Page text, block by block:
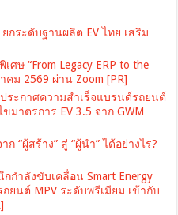
กระดับฐานผลิต EV ไทย เสริม
ษ “From Legacy ERP to the
คม 2569 ผ่าน Zoom [PR]
ระกาศความสำเร็จแบรนด์รถยนต์
มาตรการ EV 3.5 จาก GWM
“ผู้สร้าง” สู่ “ผู้นำ” ได้อย่างไร?
กกำลังขับเคลื่อน Smart Energy
ถยนต์ MPV ระดับพรีเมียม เข้ากับ